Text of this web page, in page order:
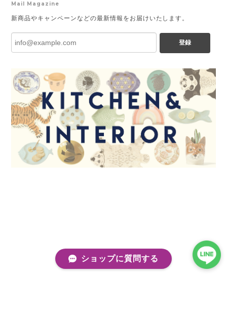
Mail Magazine
新商品やキャンペーンなどの最新情報をお届けいたします。
登録
ショップに質問する